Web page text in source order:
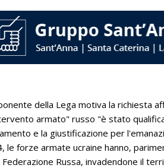
della Lega motiva la richiesta
armato" russo "è stato
e la giustificazione per
le forze armate ucraine hanno,
Federazione Russa, invadendone il